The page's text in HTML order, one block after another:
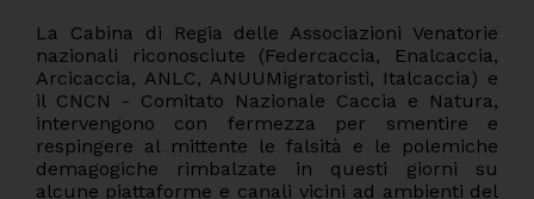
La Cabina di Regia delle Associazioni Venatorie
nazionali riconosciute (Federcaccia, Enalcaccia,
Arcicaccia, ANLC, ANUUMigratoristi, Italcaccia) e
il CNCN - Comitato Nazionale Caccia e Natura,
intervengono con fermezza per smentire e
respingere al mittente le falsità e le polemiche
demagogiche rimbalzate in questi giorni su
alcune piattaforme e canali vicini ad ambienti del